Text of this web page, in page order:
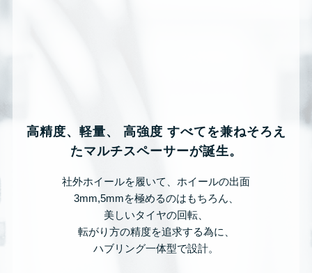
高精度、軽量、 高強度 すべてを兼ねそろえ
たマルチスペーサーが誕生。
社外ホイールを履いて、ホイールの出面
3mm,5mmを極めるのはもちろん、
美しいタイヤの回転、
転がり方の精度を追求する為に、
ハブリング一体型で設計。